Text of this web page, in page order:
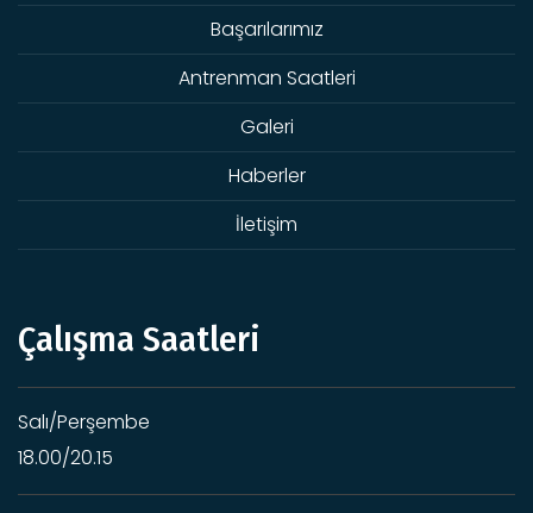
Başarılarımız
Antrenman Saatleri
Galeri
Haberler
İletişim
Çalışma Saatleri
Salı/Perşembe
18.00/20.15